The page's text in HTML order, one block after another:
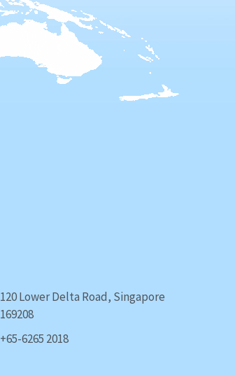
120 Lower Delta Road, Singapore
169208
+65-6265 2018